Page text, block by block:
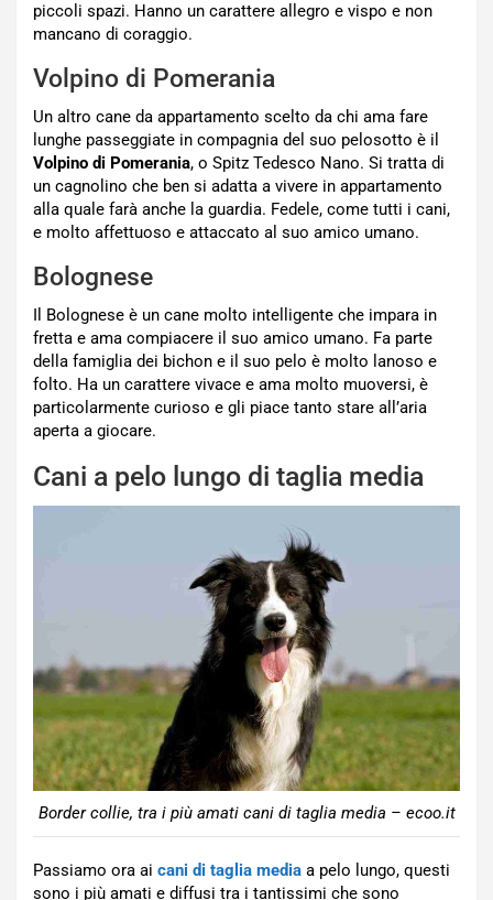
piccoli spazi. Hanno un carattere allegro e vispo e non
mancano di coraggio.
Volpino di Pomerania
Un altro cane da appartamento scelto da chi ama fare
lunghe passeggiate in compagnia del suo pelosotto è il
Volpino di Pomerania, o Spitz Tedesco Nano. Si tratta di
un cagnolino che ben si adatta a vivere in appartamento
alla quale farà anche la guardia. Fedele, come tutti i cani,
e molto affettuoso e attaccato al suo amico umano.
Bolognese
Il Bolognese è un cane molto intelligente che impara in
fretta e ama compiacere il suo amico umano. Fa parte
della famiglia dei bichon e il suo pelo è molto lanoso e
folto. Ha un carattere vivace e ama molto muoversi, è
particolarmente curioso e gli piace tanto stare all’aria
aperta a giocare.
Cani a pelo lungo di taglia media
Border collie, tra i più amati cani di taglia media – ecoo.it
Passiamo ora ai cani di taglia media a pelo lungo, questi
sono i più amati e diffusi tra i tantissimi che sono